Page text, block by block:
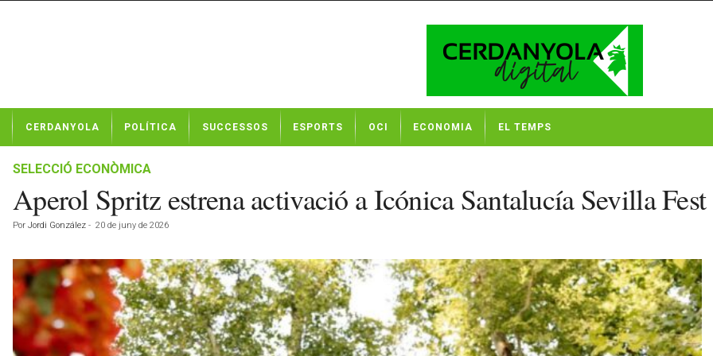
t
CERDANYOLA POLÍTICA SUCCESSOS ESPORTS OCI ECONOMIA EL TEMPS
SELECCIÓ ECONÒMICA
Aperol Spritz estrena activació a Icónica Santalucía Sevilla Fest
Por Jordi González - 20 de juny de 2026